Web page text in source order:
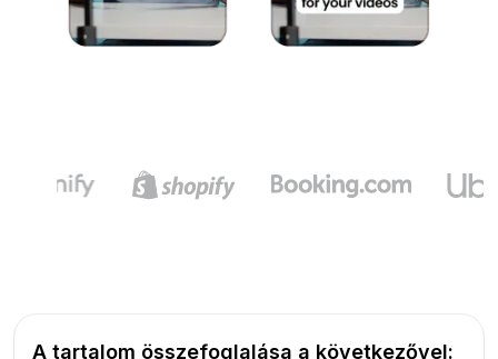
A tartalom összefoglalása a következővel: